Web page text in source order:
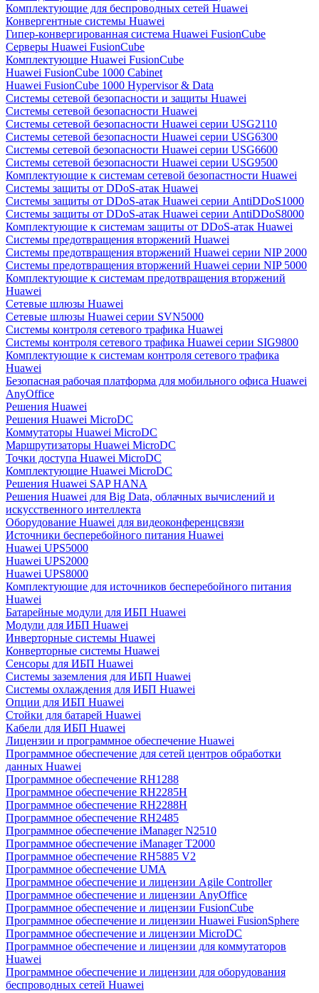
Комплектующие для беспроводных сетей Huawei
Конвергентные системы Huawei
Гипер-конвергированная система Huawei FusionCube
Серверы Huawei FusionCube
Комплектующие Huawei FusionCube
Huawei FusionCube 1000 Cabinet
Huawei FusionCube 1000 Hypervisor & Data
Системы сетевой безопасности и защиты Huawei
Системы сетевой безопасности Huawei
Системы сетевой безопасности Huawei серии USG2110
Системы сетевой безопасности Huawei серии USG6300
Системы сетевой безопасности Huawei серии USG6600
Системы сетевой безопасности Huawei серии USG9500
Комплектующие к системам сетевой безопастности Huawei
Системы защиты от DDoS-атак Huawei
Системы защиты от DDoS-атак Huawei серии AntiDDoS1000
Системы защиты от DDoS-атак Huawei серии AntiDDoS8000
Комплектующие к системам защиты от DDoS-атак Huawei
Системы предотвращения вторжений Huawei
Системы предотвращения вторжений Huawei серии NIP 2000
Системы предотвращения вторжений Huawei серии NIP 5000
Комплектующие к системам предотвращения вторжений
Huawei
Сетевые шлюзы Huawei
Сетевые шлюзы Huawei серии SVN5000
Системы контроля сетевого трафика Huawei
Системы контроля сетевого трафика Huawei серии SIG9800
Комплектующие к системам контроля сетевого трафика
Huawei
Безопасная рабочая платформа для мобильного офиса Huawei
AnyOffice
Решения Huawei
Решения Huawei MicroDC
Коммутаторы Huawei MicroDC
Маршрутизаторы Huawei MicroDC
Точки доступа Huawei MicroDC
Комплектующие Huawei MicroDC
Решения Huawei SAP HANA
Решения Huawei для Big Data, облачных вычислений и
искусственного интеллекта
Оборудование Huawei для видеоконференцсвязи
Источники бесперебойного питания Huawei
Huawei UPS5000
Huawei UPS2000
Huawei UPS8000
Комплектующие для источников бесперебойного питания
Huawei
Батарейные модули для ИБП Huawei
Модули для ИБП Huawei
Инверторные системы Huawei
Конверторные системы Huawei
Сенсоры для ИБП Huawei
Системы заземления для ИБП Huawei
Системы охлаждения для ИБП Huawei
Опции для ИБП Huawei
Стойки для батарей Huawei
Кабели для ИБП Huawei
Лицензии и программное обеспечение Huawei
Программное обеспечение для сетей центров обработки
данных Huawei
Программное обеспечение RH1288
Программное обеспечение RH2285H
Программное обеспечение RH2288H
Программное обеспечение RH2485
Программное обеспечение iManager N2510
Программное обеспечение iManager T2000
Программное обеспечение RH5885 V2
Программное обеспечение UMA
Программное обеспечение и лицензии Agile Controller
Программное обеспечение и лицензии AnyOffice
Программное обеспечение и лицензии FusionCube
Программное обеспечение и лицензии Huawei FusionSphere
Программное обеспечение и лицензии MicroDC
Программное обеспечение и лицензии для коммутаторов
Huawei
Программное обеспечение и лицензии для оборудования
беспроводных сетей Huawei